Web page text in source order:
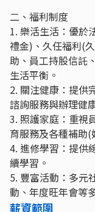
二、福利制度
1. 樂活生活：優於
禮金)、久任福利(
助、員工持股信託
生活平衡。
2. 關注健康：提供
諮詢服務與辦理健
3. 照護家庭：重視
育服務及各種補助
4. 進修學習：提供
續學習。
5. 豐富活動：多元
動、年度旺年會等
薪資範圍